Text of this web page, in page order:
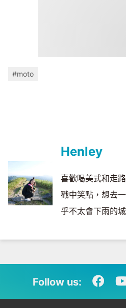
#moto
Henley
喜歡喝美式和走
戳中笑點，想去
乎不太會下雨的
Follow us: